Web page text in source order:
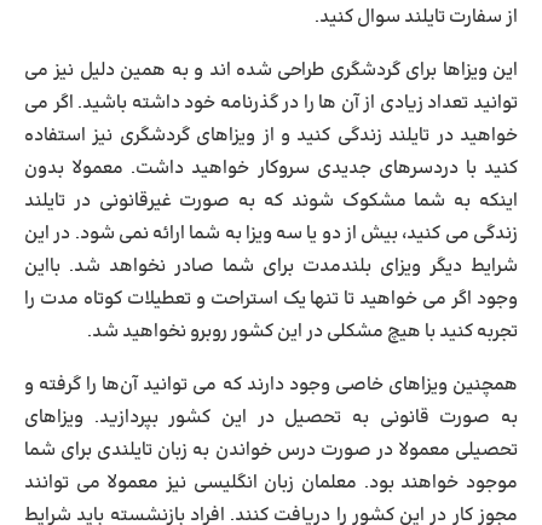
از سفارت تایلند سوال کنید.
این ویزاها برای گردشگری طراحی ‌شده ‌اند و به همین دلیل نیز می
‌توانید تعداد زیادی از آن ‌ها را در گذرنامه خود داشته باشید. اگر می
‌خواهید در تایلند زندگی کنید و از ویزاهای گردشگری نیز استفاده
‌کنید با دردسرهای جدیدی سروکار خواهید داشت. معمولا بدون
اینکه به شما مشکوک شوند که به ‌صورت غیرقانونی در تایلند
زندگی می‌ کنید، بیش از دو یا سه ویزا به شما ارائه نمی ‌شود. در این
شرایط دیگر ویزای بلندمدت برای شما صادر نخواهد شد. بااین
‌وجود اگر می ‌خواهید تا تنها یک استراحت و تعطیلات کوتاه‌ مدت را
تجربه کنید با هیچ مشکلی در این کشور روبرو نخواهید شد.
همچنین ویزاهای خاصی وجود دارند که می ‌توانید آن‌ها را گرفته و
به ‌صورت قانونی به تحصیل در این کشور بپردازید. ویزاهای
تحصیلی معمولا در صورت درس خواندن به زبان تایلندی برای شما
موجود خواهند بود. معلمان زبان انگلیسی نیز معمولا می ‌توانند
مجوز کار در این کشور را دریافت کنند. افراد بازنشسته باید شرایط